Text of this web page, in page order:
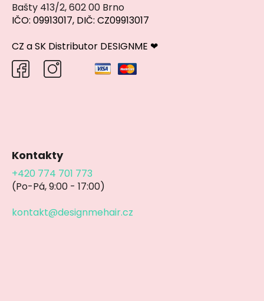
Bašty 413/2, 602 00 Brno
IČO: 09913017, DIČ: CZ09913017
CZ a SK Distributor DESIGNME ❤
Kontakty
+420 774 701 773
(Po-Pá, 9:00 - 17:00)
kontakt@designmehair.cz